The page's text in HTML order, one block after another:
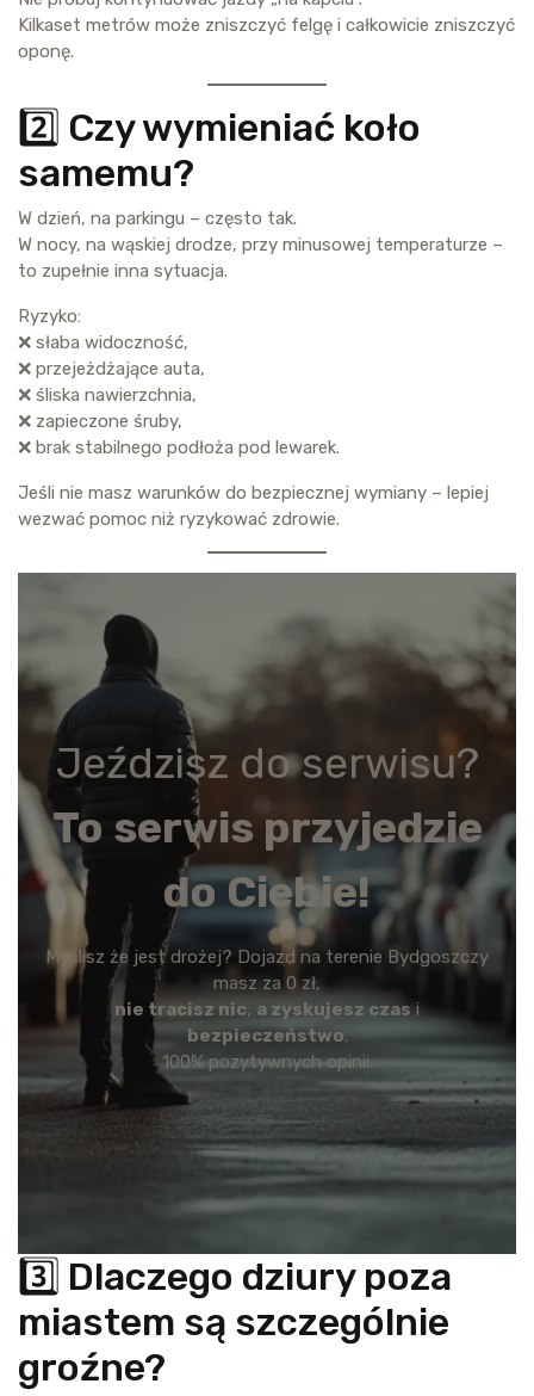
Kilkaset metrów może zniszczyć felgę i całkowicie zniszczyć
oponę.
2️⃣ Czy wymieniać koło
samemu?
W dzień, na parkingu – często tak.
W nocy, na wąskiej drodze, przy minusowej temperaturze –
to zupełnie inna sytuacja.
Ryzyko:
❌ słaba widoczność,
❌ przejeżdżające auta,
❌ śliska nawierzchnia,
❌ zapieczone śruby,
❌ brak stabilnego podłoża pod lewarek.
Jeśli nie masz warunków do bezpiecznej wymiany – lepiej
wezwać pomoc niż ryzykować zdrowie.
Jeździsz do serwisu?
To serwis przyjedzie
do Ciebie!
Myślisz że jest drożej? Dojazd na terenie Bydgoszczy
masz za 0 zł,
nie tracisz nic, a zyskujesz czasi
bezpieczeństwo.
100% pozytywnych opinii.
3️⃣ Dlaczego dziury poza
miastem są szczególnie
groźne?